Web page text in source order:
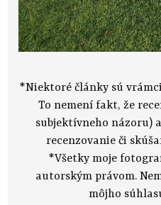
*Niektoré články sú
To nemení fakt, že
subjektívneho názoru)
recenzovanie či
*Všetky moje
autorským právom.
môjho